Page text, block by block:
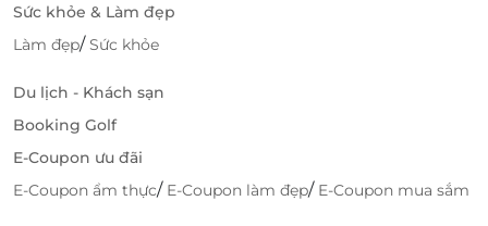
Sức khỏe & Làm đẹp
Làm đẹp/Sức khỏe
Du lịch - Khách sạn
Booking Golf
E-Coupon ưu đãi
E-Coupon ẩm thực/ E-Coupon làm đẹp/ E-Coupon mua sắm